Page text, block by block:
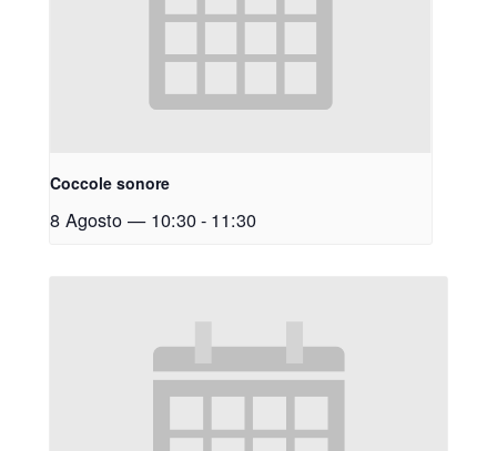
Coccole sonore
8 Agosto — 10:30- 11:30